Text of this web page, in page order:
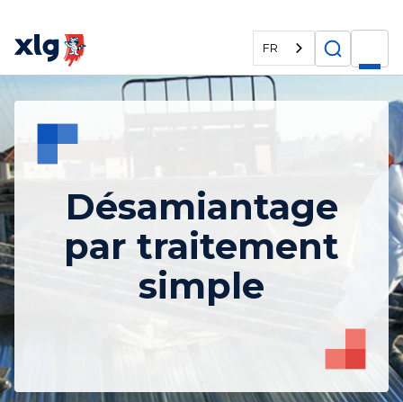
FR
Désamiantage
par traitement
simple